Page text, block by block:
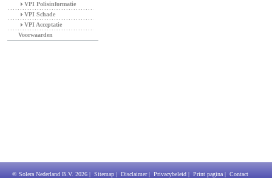
VPI Polisinformatie
VPI Schade
VPI Acceptatie
Voorwaarden
© Solera Nederland B.V. 2026 | Sitemap | Disclaimer| Privacybeleid | Print pagina | Contact